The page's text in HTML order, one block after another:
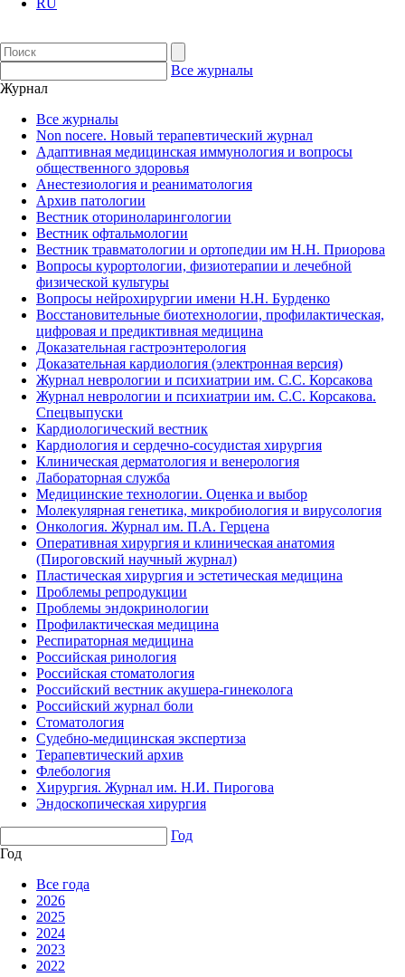
RU
Все журналы
Журнал
Все журналы
Non nocere. Новый терапевтический журнал
Адаптивная медицинская иммунология и вопросы
общественного здоровья
Анестезиология и реаниматология
Архив патологии
Вестник оториноларингологии
Вестник офтальмологии
Вестник травматологии и ортопедии им Н.Н. Приорова
Вопросы курортологии, физиотерапии и лечебной
физической культуры
Вопросы нейрохирургии имени Н.Н. Бурденко
Восстановительные биотехнологии, профилактическая,
цифровая и предиктивная медицина
Доказательная гастроэнтерология
Доказательная кардиология (электронная версия)
Журнал неврологии и психиатрии им. С.С. Корсакова
Журнал неврологии и психиатрии им. С.С. Корсакова.
Спецвыпуски
Кардиологический вестник
Кардиология и сердечно-сосудистая хирургия
Клиническая дерматология и венерология
Лабораторная служба
Медицинские технологии. Оценка и выбор
Молекулярная генетика, микробиология и вирусология
Онкология. Журнал им. П.А. Герцена
Оперативная хирургия и клиническая анатомия
(Пироговский научный журнал)
Пластическая хирургия и эстетическая медицина
Проблемы репродукции
Проблемы эндокринологии
Профилактическая медицина
Респираторная медицина
Российская ринология
Российская стоматология
Российский вестник акушера-гинеколога
Российский журнал боли
Стоматология
Судебно-медицинская экспертиза
Терапевтический архив
Флебология
Хирургия. Журнал им. Н.И. Пирогова
Эндоскопическая хирургия
Год
Год
Все года
2026
2025
2024
2023
2022